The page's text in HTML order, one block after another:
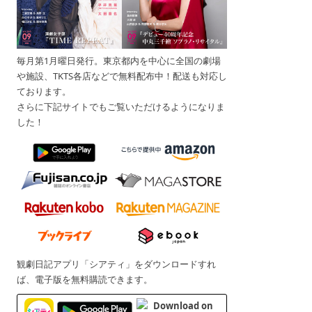
毎月第1月曜日発行。東京都内を中心に全国の劇場
や施設、TKTS各店などで無料配布中！配送も対応し
ております。
さらに下記サイトでもご覧いただけるようになりま
した！
観劇日記アプリ「シアティ」をダウンロードすれ
ば、電子版を無料購読できます。